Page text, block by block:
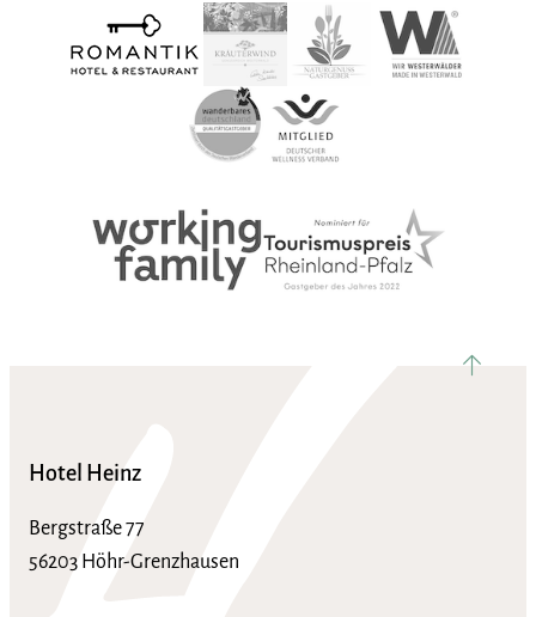
Hotel Heinz
Bergstraße 77
56203 Höhr-Grenzhausen